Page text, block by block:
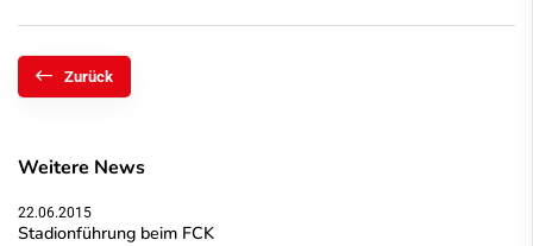
Zurück
Weitere News
22.06.2015
Stadionführung beim FCK